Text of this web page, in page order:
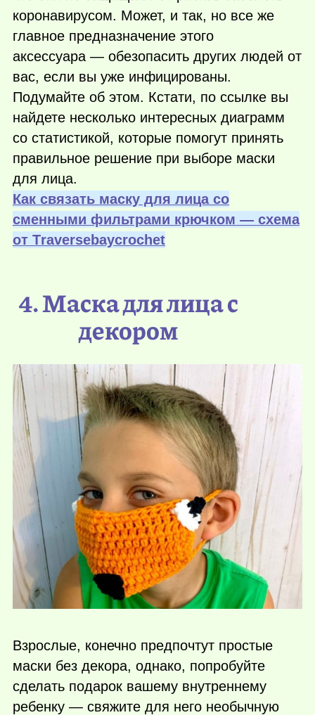
коронавирусом. Может, и так, но все же
главное предназначение этого
аксессуара — обезопасить других людей от
вас, если вы уже инфицированы.
Подумайте об этом. Кстати, по ссылке вы
найдете несколько интересных диаграмм
со статистикой, которые помогут принять
правильное решение при выборе маски
для лица.
Как связать маску для лица со
сменными фильтрами крючком — схема
от Тraversebaycrochet
4. Маска для лица с
декором
Взрослые, конечно предпочтут простые
маски без декора, однако, попробуйте
сделать подарок вашему внутреннему
ребенку — свяжите для него необычную